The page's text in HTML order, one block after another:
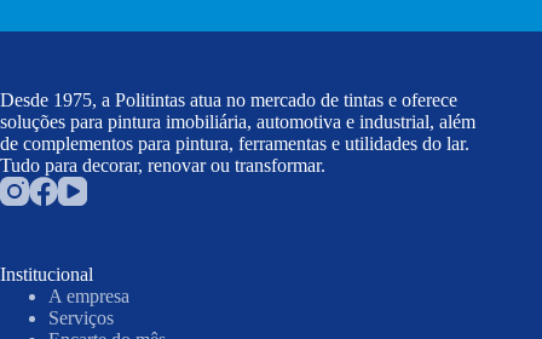
Desde 1975, a Politintas atua no mercado de tintas e oferece
soluções para pintura imobiliária, automotiva e industrial, além
de complementos para pintura, ferramentas e utilidades do lar.
Tudo para decorar, renovar ou transformar.
Institucional
A empresa
Serviços